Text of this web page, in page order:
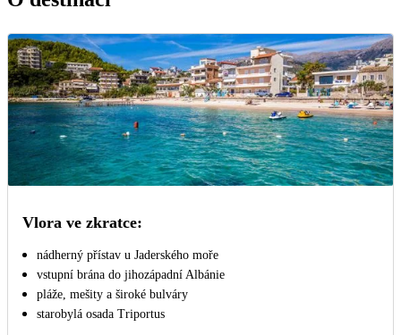
Vlora ve zkratce:
nádherný přístav u Jaderského moře
vstupní brána do jihozápadní Albánie
pláže, mešity a široké bulváry
starobylá osada Triportus